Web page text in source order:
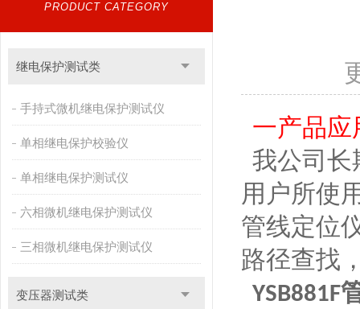
PRODUCT CATEGORY
继电保护测试类
手持式微机继电保护测试仪
单相继电保护校验仪
单相继电保护测试仪
六相微机继电保护测试仪
三相微机继电保护测试仪
变压器测试类
一产品应
我公司长
用户所使
管线定位
路径查找
YSB881F